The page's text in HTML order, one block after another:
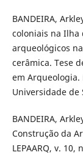
BANDEIRA,
coloniais na Ilha
arqueológicos
cerâmica. Tese
em Arqueologia.
Universidade de
BANDEIRA,
Construção da
LEPAARQ, v. 10,